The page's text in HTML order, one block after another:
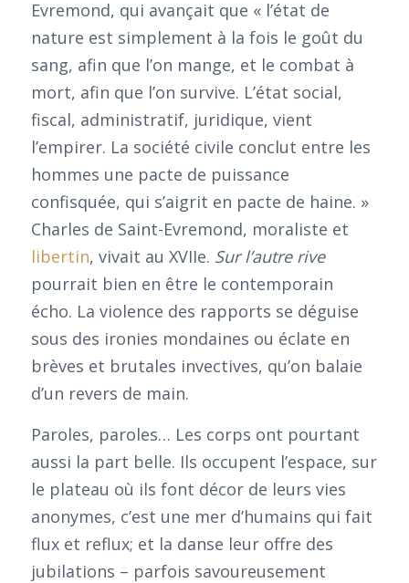
Evremond, qui avançait que « l’état de
nature est simplement à la fois le goût du
sang, afin que l’on mange, et le combat à
mort, afin que l’on survive. L’état social,
fiscal, administratif, juridique, vient
l’empirer. La société civile conclut entre les
hommes une pacte de puissance
confisquée, qui s’aigrit en pacte de haine. »
Charles de Saint-Evremond, moraliste et
libertin, vivait au XVIIe. Sur l’autre rive
pourrait bien en être le contemporain
écho. La violence des rapports se déguise
sous des ironies mondaines ou éclate en
brèves et brutales invectives, qu’on balaie
d’un revers de main.
Paroles, paroles… Les corps ont pourtant
aussi la part belle. Ils occupent l’espace, sur
le plateau où ils font décor de leurs vies
anonymes, c’est une mer d’humains qui fait
flux et reflux; et la danse leur offre des
jubilations – parfois savoureusement